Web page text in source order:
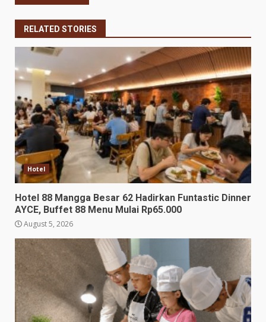
RELATED STORIES
Hotel
Hotel 88 Mangga Besar 62 Hadirkan Funtastic Dinner
AYCE, Buffet 88 Menu Mulai Rp65.000
August 5, 2026